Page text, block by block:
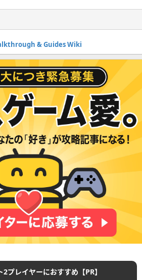
& Guides Wiki
プレイヤーにおすすめ【PR】